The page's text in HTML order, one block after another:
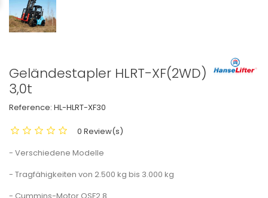
Geländestapler HLRT-XF(2WD)
3,0t
Reference: HL-HLRT-XF30
0 Review(s)
- Verschiedene Modelle
- Tragfähigkeiten von 2.500 kg bis 3.000 kg